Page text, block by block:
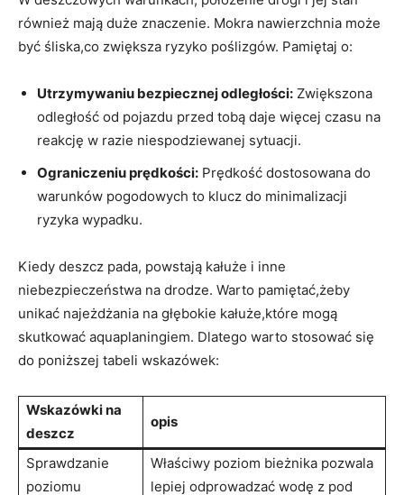
⁢również ⁤mają duże ‍znaczenie. Mokra nawierzchnia​ może⁤
być śliska,co​ zwiększa ryzyko poślizgów. Pamiętaj o:
Utrzymywaniu⁢ bezpiecznej odległości: Zwiększona⁤
odległość od pojazdu przed tobą daje więcej czasu‍ na⁤
reakcję w razie niespodziewanej⁤ sytuacji.
Ograniczeniu prędkości: ⁢Prędkość ‌dostosowana do
warunków pogodowych‍ to klucz ⁤do minimalizacji
ryzyka wypadku.
Kiedy deszcz pada, powstają kałuże i inne
niebezpieczeństwa na‌ drodze. Warto pamiętać,żeby
⁣unikać najeżdżania‍ na głębokie kałuże,które mogą
skutkować aquaplaningiem. ⁣Dlatego warto stosować się
do poniższej tabeli wskazówek:
Wskazówki⁣ na
deszcz
opis
Sprawdzanie
‌poziomu​
Właściwy poziom bieżnika pozwala
lepiej odprowadzać wodę z pod‌